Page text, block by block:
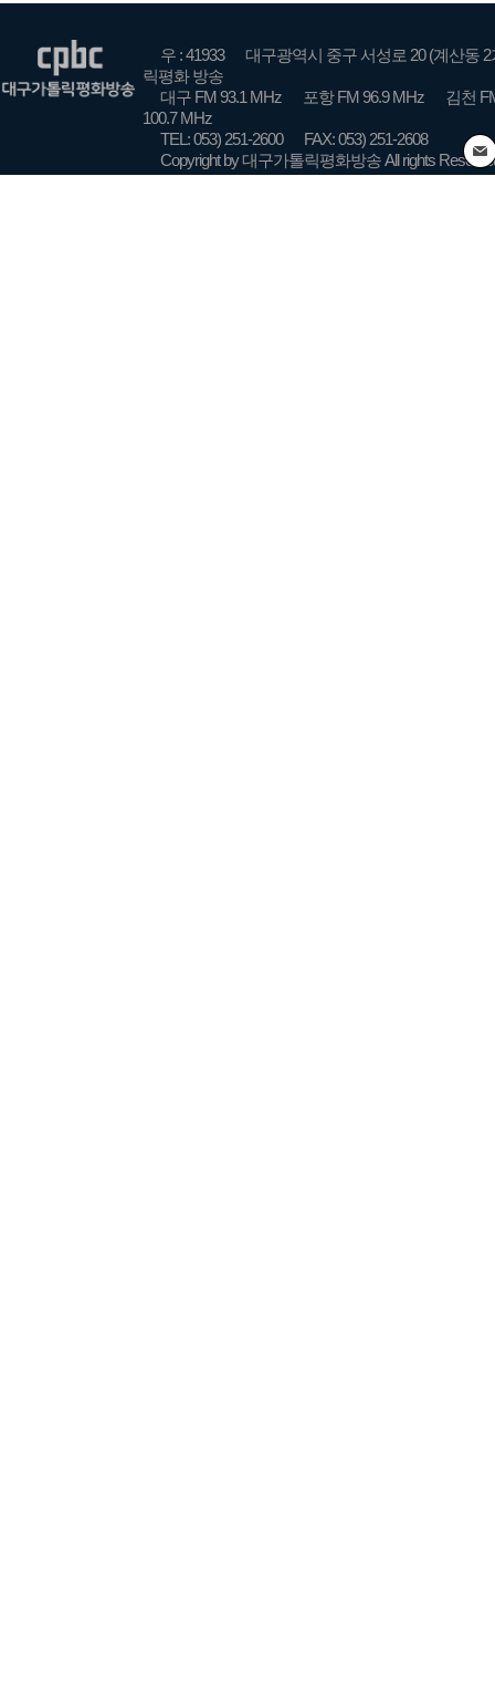
우 : 41933
대구광역시 중구 서성로 20 (계산동 2
릭평화 방송
대구 FM 93.1 MHz
포항 FM 96.9 MHz
김천
100.7 MHz
TEL: 053) 251-2600
FAX: 053) 251-2608
Copyright by 대구가톨릭평화방송 All rights